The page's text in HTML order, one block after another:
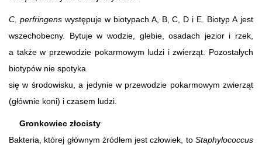
C. perfringenswystępuje w biotypach A, B, C, D i E. Biotyp A jest
wszechobecny. Bytuje w wodzie, glebie, osadach jezior i rzek,
a także w przewodzie pokarmowym ludzi i zwierząt. Pozostałych
biotypów nie spotyka
się w środowisku, a jedynie w przewodzie pokarmowym zwierząt
(głównie koni) i czasem ludzi.
Gronkowiec złocisty
Bakteria, której głównym źródłem jest człowiek, to Staphylococcus